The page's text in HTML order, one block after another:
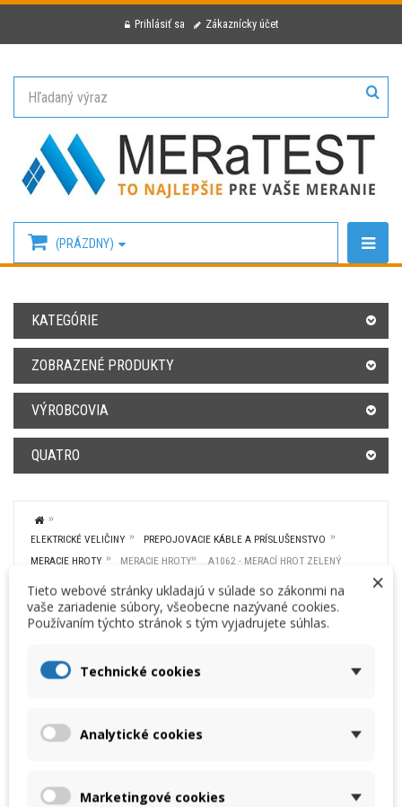
Prihlásiť sa Zákaznícky účet
(PRÁZDNY)
KATEGÓRIE
ZOBRAZENÉ PRODUKTY
VÝROBCOVIA
QUATRO
ELEKTRICKÉ VELIČINY
PREPOJOVACIE KÁBLE A PRÍSLUŠENSTVO
MERACIE HROTY
MERACIE HROTY A1062 - MERACÍ HROT ZELENÝ
Zväčšiť
A1062 - MERACÍ HROT ZELENÝ
Cenníková cena:
Vaša cena:
Vhodné aj pre všetky prístroje Eurotest.
×
Tieto webové stránky ukladajú v súlade so zákonmi na
vaše zariadenie súbory, všeobecne nazývané cookies.
Používaním týchto stránok s tým vyjadrujete súhlas.
Technické cookies
Analytické cookies
Marketingové cookies